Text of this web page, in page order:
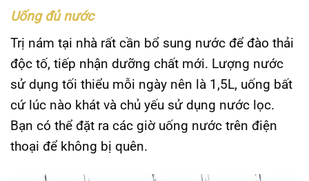
Uống đủ nước
Trị nám tại nhà rất cần bổ sung nước để đào thải
độc tố, tiếp nhận dưỡng chất mới. Lượng nước
sử dụng tối thiểu mỗi ngày nên là 1,5L, uống bất
cứ lúc nào khát và chủ yếu sử dụng nước lọc.
Bạn có thể đặt ra các giờ uống nước trên điện
thoại để không bị quên.